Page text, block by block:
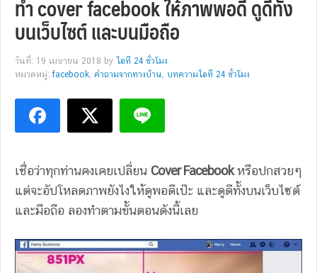
ทำ cover facebook ให้ภาพพอดี ดูดีทั้ง
บนเว็บไซต์ และบนมือถือ
วันที่: 19 เมษายน 2018 by ไอที 24 ชั่วโมง
หมวดหมู่:facebook, คำถามจากทางบ้าน, บทความไอที 24 ชั่วโมง
เชื่อว่าทุกท่านคงเคยเปลี่ยน Cover Facebookหรือปกสวยๆ
แต่จะอัปโหลดภาพยังไงให้ดูพอดีเป๊ะ และดูดีทั้งบนเว็บไซต์
และมือถือ ลองทำตามขั้นตอนดังนี้เลย